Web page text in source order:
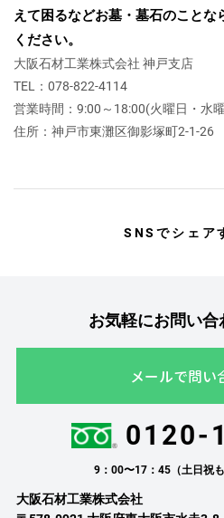
えて困るなどお墓・墓石のことな
ください。
大阪石材工業株式会社 神戸支店
TEL：078-822-4114
営業時間：9:00～18:00(火曜日・水
住所：神戸市東灘区御影塚町2‐1‐26
SNSでシェア
お気軽にお問い
メールで問い
0120-
9：00〜17：45（土日祝
大阪石材工業株式会社